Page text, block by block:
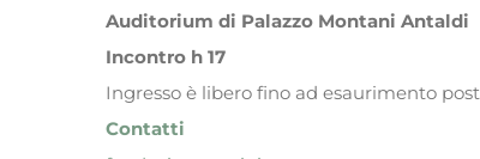
Auditorium di Palazzo Montani Antaldi
Incontro h 17
Ingresso è libero fino ad esaurimento
Contatti